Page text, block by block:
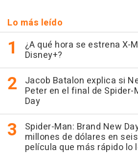
Lo más leído
¿A qué hora se estrena X-
Disney+?
Jacob Batalon explica si
Peter en el final de Spider-
Day
Spider-Man: Brand New
millones de dólares en
película que más rápido lo